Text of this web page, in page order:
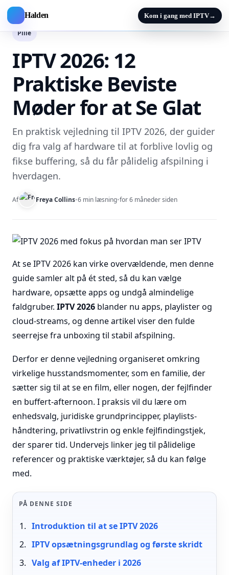
Halden Kom i gang med IPTV→
Pille
IPTV 2026: 12
Praktiske Beviste
Møder for at Se Glat
En praktisk vejledning til IPTV 2026, der guider
dig fra valg af hardware til at forblive lovlig og
fikse buffering, så du får pålidelig afspilning i
hverdagen.
Af Freya Collins•6 min læsning•for 6 måneder siden
At se IPTV 2026 kan virke overvældende, men denne
guide samler alt på ét sted, så du kan vælge
hardware, opsætte apps og undgå almindelige
faldgruber. IPTV 2026 blander nu apps, playlister og
cloud-streams, og denne artikel viser den fulde
seerrejse fra unboxing til stabil afspilning.
Derfor er denne vejledning organiseret omkring
virkelige husstandsmomenter, som en familie, der
sætter sig til at se en film, eller nogen, der fejlfinder
en buffert-afternoon. I praksis vil du lære om
enhedsvalg, juridiske grundprincipper, playlists-
håndtering, privatlivstrin og enkle fejlfindingstjek,
der sparer tid. Undervejs linker jeg til pålidelige
referencer og praktiske værktøjer, så du kan følge
med.
PÅ DENNE SIDE
Introduktion til at se IPTV 2026
IPTV opsætningsgrundlag og første skridt
Valg af IPTV-enheder i 2026